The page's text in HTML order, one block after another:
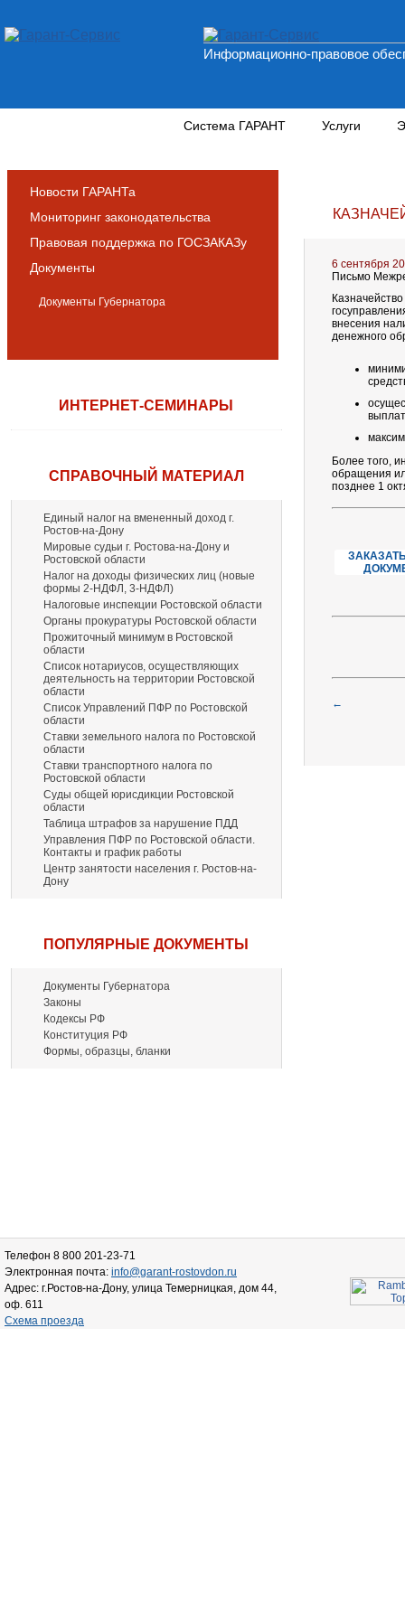
Информационно-правовое
Система ГАРАНТ Услуги
Новости ГАРАНТа
Мониторинг законодательства
Правовая поддержка по ГОСЗАКАЗу
Документы
Документы Губернатора
ИНТЕРНЕТ-СЕМИНАРЫ
СПРАВОЧНЫЙ МАТЕРИАЛ
Единый налог на вмененный доход г.
Ростов-на-Дону
Мировые судьи г. Ростова-на-Дону и
Ростовской области
Налог на доходы физических лиц (новые
формы 2-НДФЛ, 3-НДФЛ)
Налоговые инспекции Ростовской области
Органы прокуратуры Ростовской области
Прожиточный минимум в Ростовской
области
Список нотариусов, осуществляющих
деятельность на территории Ростовской
области
Список Управлений ПФР по Ростовской
области
Ставки земельного налога по Ростовской
области
Ставки транспортного налога по
Ростовской области
Суды общей юрисдикции Ростовской
области
Таблица штрафов за нарушение ПДД
Управления ПФР по Ростовской области.
Контакты и график работы
Центр занятости населения г. Ростов-на-
Дону
ПОПУЛЯРНЫЕ ДОКУМЕНТЫ
Документы Губернатора
Законы
Кодексы РФ
Конституция РФ
Формы, образцы, бланки
6 сентября
Письмо
внесения
денежного
Более того,
обращения
позднее 1
←
Телефон 8 800 201-23-71
Электронная почта: info@garant-rostovdon.ru
Адрес: г.Ростов-на-Дону, улица Темерницкая, дом 44,
оф. 611
Схема проезда